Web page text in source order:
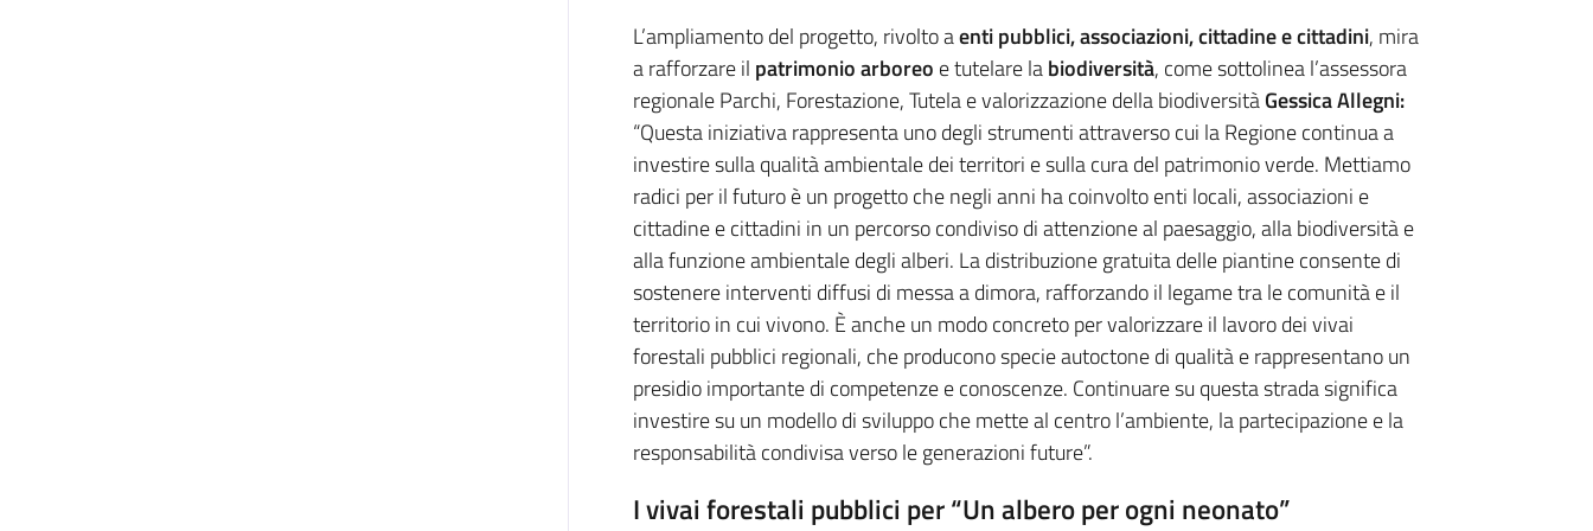
L’ampliamento del progetto, rivolto aenti pubblici, associazioni, cittadine e cittadini, mira
arafforzare il patrimonio arboreo e tutelare labiodiversità, come sottolinea l’assessora
regionale Parchi, Forestazione, Tutela e valorizzazione della biodiversitàGessica Allegni:
“Questa iniziativa rappresenta uno degli strumenti attraverso cui la Regione continua a
investire sulla qualità ambientale dei territori e sulla cura del patrimonio verde. Mettiamo
radici per il futuro è un progetto che negli anni ha coinvolto enti locali, associazioni e
cittadine e cittadini in un percorso condiviso di attenzione al paesaggio, alla biodiversità e
alla funzione ambientale degli alberi. La distribuzione gratuita delle piantine consente di
sostenere interventi diffusi di messa a dimora, rafforzando il legame tra le comunità e il
territorio in cui vivono. È anche un modo concreto per valorizzare il lavoro dei vivai
forestali pubblici regionali, che producono specie autoctone di qualità e rappresentano un
presidio importante di competenze e conoscenze. Continuare su questa strada significa
investire su un modello di sviluppo che mette al centro l’ambiente, la partecipazione e la
responsabilità condivisa verso le generazioni future”.
I vivai forestali pubblici per “Un albero per ogni neonato”